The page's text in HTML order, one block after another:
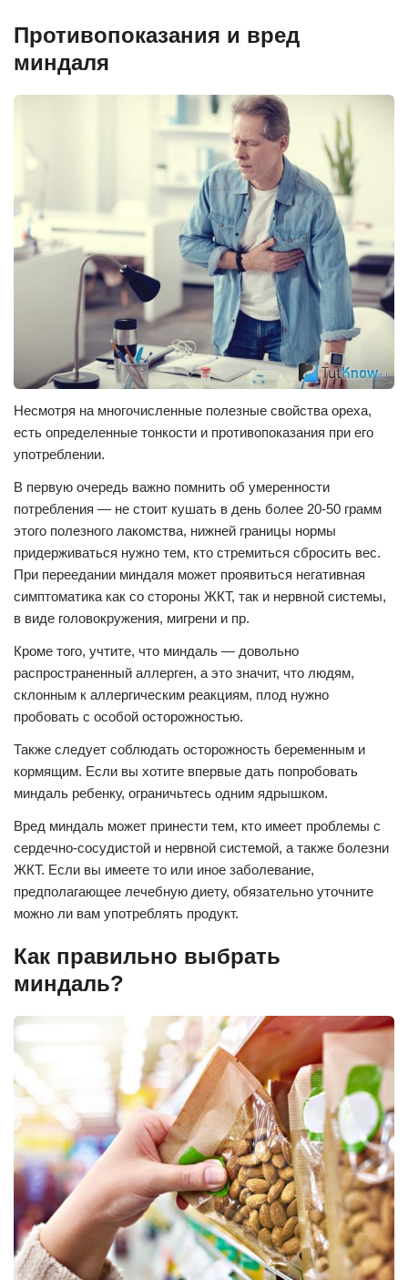
Противопоказания и вред
миндаля
Несмотря на многочисленные полезные свойства ореха,
есть определенные тонкости и противопоказания при его
употреблении.
В первую очередь важно помнить об умеренности
потребления — не стоит кушать в день более 20-50 грамм
этого полезного лакомства, нижней границы нормы
придерживаться нужно тем, кто стремиться сбросить вес.
При переедании миндаля может проявиться негативная
симптоматика как со стороны ЖКТ, так и нервной системы,
в виде головокружения, мигрени и пр.
Кроме того, учтите, что миндаль — довольно
распространенный аллерген, а это значит, что людям,
склонным к аллергическим реакциям, плод нужно
пробовать с особой осторожностью.
Также следует соблюдать осторожность беременным и
кормящим. Если вы хотите впервые дать попробовать
миндаль ребенку, ограничьтесь одним ядрышком.
Вред миндаль может принести тем, кто имеет проблемы с
сердечно-сосудистой и нервной системой, а также болезни
ЖКТ. Если вы имеете то или иное заболевание,
предполагающее лечебную диету, обязательно уточните
можно ли вам употреблять продукт.
Как правильно выбрать
миндаль?